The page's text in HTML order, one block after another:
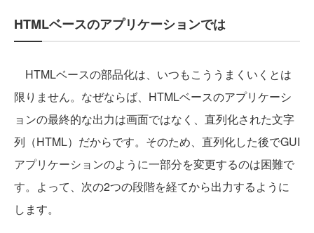
HTMLベースのアプリケーションでは
HTMLベースの部品化は、いつもこううまくいくとは
限りません。なぜならば、HTMLベースのアプリケーシ
ョンの最終的な出力は画面ではなく、直列化された文字
列（HTML）だからです。そのため、直列化した後でGUI
アプリケーションのように一部分を変更するのは困難で
す。よって、次の2つの段階を経てから出力するように
します。